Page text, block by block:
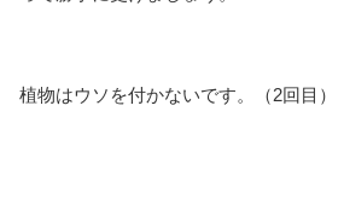
植物はウソを付かないです。（2回目）